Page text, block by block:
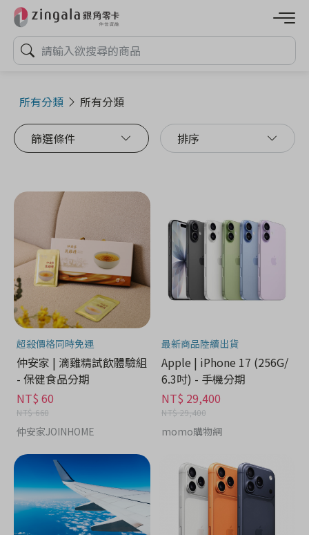
所有分類 所有分類
篩選條件 排序
超殺價格同時免運
仲安家 | 滴雞精試飲體驗組
- 保健食品分期
NT$ 60
NT$ 660
仲安家JOINHOME
最新商品陸續出貨
Apple | iPhone 17 (256G/
6.3吋) - 手機分期
NT$ 29,400
NT$ 29,400
momo購物網